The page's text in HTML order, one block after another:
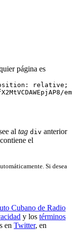
página es
relative;
al tag div anterior
el
Si desea
Cubano de Radio
y los términos
en Twitter, en